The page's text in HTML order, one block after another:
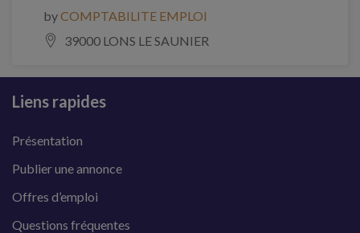
byCOMPTABILITE EMPLOI
39000 LONS LE SAUNIER
Liens rapides
Présentation
Publier une annonce
Offres d’emploi
Questions fréquentes